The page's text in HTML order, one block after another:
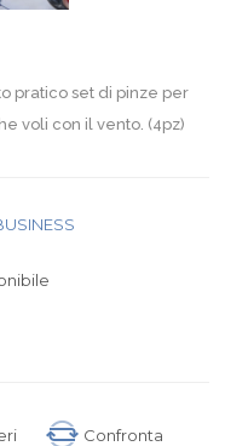
pratico set di pinze per
voli con il vento. (4pz)
Confronta